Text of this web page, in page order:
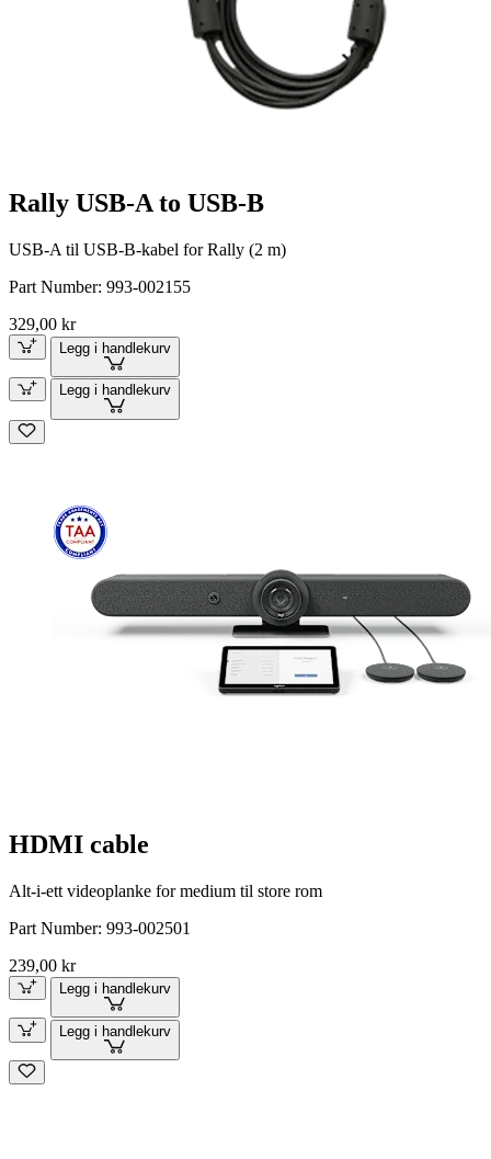
Rally USB-A to USB-B
USB-A til USB-B-kabel for Rally (2 m)
Part Number: 993-002155
329,00 kr
Legg i handlekurv
Legg i handlekurv
HDMI cable
Alt-i-ett videoplanke for medium til store rom
Part Number: 993-002501
239,00 kr
Legg i handlekurv
Legg i handlekurv